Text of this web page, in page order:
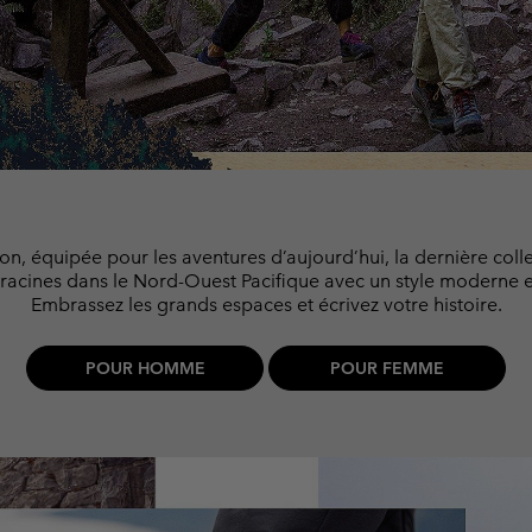
Pantalons Casual
Shorts Casual
Pantalons de Ski
Couches de base &
Chaussettes
Sous-vêtements
Bonnets &
Gants de
Tous les
Leggings
Pantalons Casual
Shorts Casual
Jupes-Shorts & Robes
Pantalons de Ski
chaussettes
Sous-Vêtements Techniques
Bonnets &
Gants de
Tous les
Polaires
équipée pour les aventures d’aujourd’hui, la dernière
dans le Nord-Ouest Pacifique avec un style moderne
Embrassez les grands espaces et écrivez votre histoire.
POUR HOMME POUR FEMME